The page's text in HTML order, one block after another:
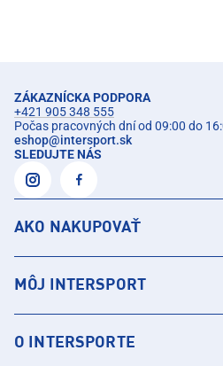
ZÁKAZNÍCKA PODPORA
+421 905 348 555
Počas pracovných dní od 09:00 do
eshop@intersport.sk
SLEDUJTE NÁS
AKO NAKUPOVAŤ
MÔJ INTERSPORT
O INTERSPORTE